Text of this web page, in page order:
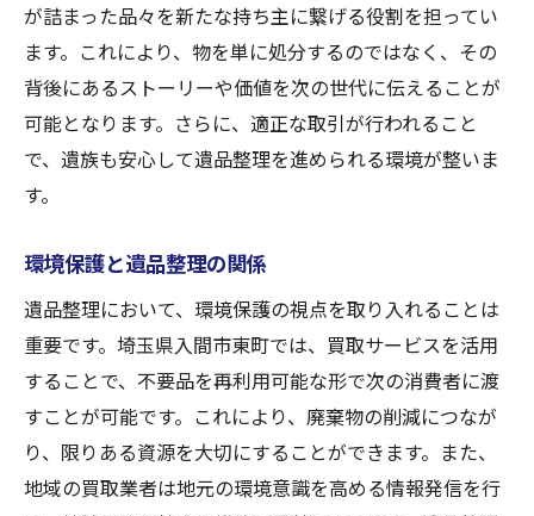
が詰まった品々を新たな持ち主に繋げる役割を担ってい
ます。これにより、物を単に処分するのではなく、その
背後にあるストーリーや価値を次の世代に伝えることが
可能となります。さらに、適正な取引が行われること
で、遺族も安心して遺品整理を進められる環境が整いま
す。
環境保護と遺品整理の関係
遺品整理において、環境保護の視点を取り入れることは
重要です。埼玉県入間市東町では、買取サービスを活用
することで、不要品を再利用可能な形で次の消費者に渡
すことが可能です。これにより、廃棄物の削減につなが
り、限りある資源を大切にすることができます。また、
地域の買取業者は地元の環境意識を高める情報発信を行